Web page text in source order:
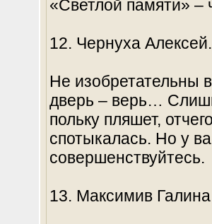
«Светлой памяти» –
12. Чернуха Алексей.
Не изобретательны
дверь – верь…
польку пляшет,
спотыкалась. Но у
совершенствуйтесь.
13. Максимив